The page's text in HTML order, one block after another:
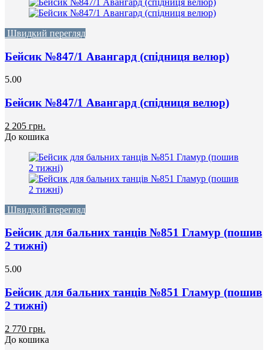
Швидкий перегляд
Бейсик №847/1 Авангард (спідниця велюр)
5.00
Бейсик №847/1 Авангард (спідниця велюр)
2 205 грн.
До кошика
Швидкий перегляд
Бейсик для бальних танців №851 Гламур (пошив
2 тижні)
5.00
Бейсик для бальних танців №851 Гламур (пошив
2 тижні)
2 770 грн.
До кошика